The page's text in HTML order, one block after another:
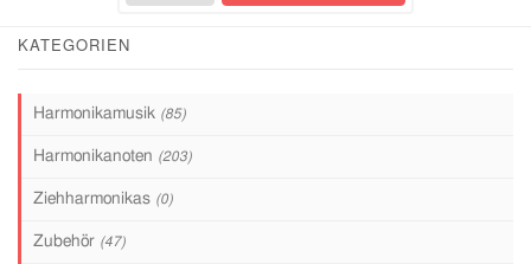
KATEGORIEN
Harmonikamusik (85)
Harmonikanoten (203)
Ziehharmonikas (0)
Zubehör (47)